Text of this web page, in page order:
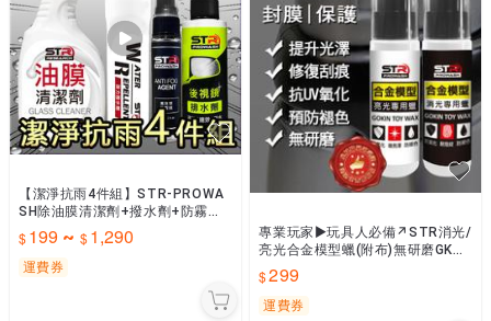
【潔淨抗雨4件組】STR-PROWA
SH除油膜清潔劑+撥水劑+防霧劑/
6倍高效防霧劑+後視鏡排水劑＊安
全帽鏡片｜擋風玻璃
199 ~ 1,290
運費券
專業玩家►玩具人必備↗STR消光/
亮光合金模型蠟(附布)無研磨GK、
PVC塑膠模型清潔防護/防曬抗UV/
增豔/去汙
299
運費券